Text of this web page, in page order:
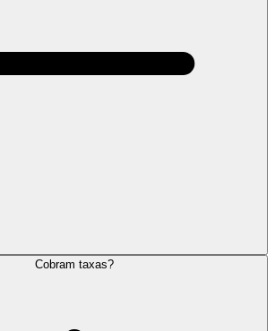
Cobram taxas?